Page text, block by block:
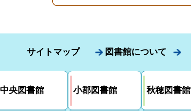
サイトマップ 図書館について
中央図書館 小郡図書館 秋穂図書館